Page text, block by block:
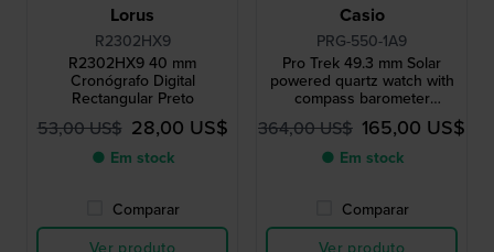
Lorus
R2302HX9
R2302HX9 40 mm
Cronógrafo Digital
Rectangular Preto
53,00 US$ 28,00 US$
● Em stock
Comparar
Casio
PRG-550-1A9
Pro Trek 49.3 mm Solar
powered quartz watch with
compass barometer
thermometer and altimeter
364,00 US$ 165,00 US$
● Em stock
Comparar